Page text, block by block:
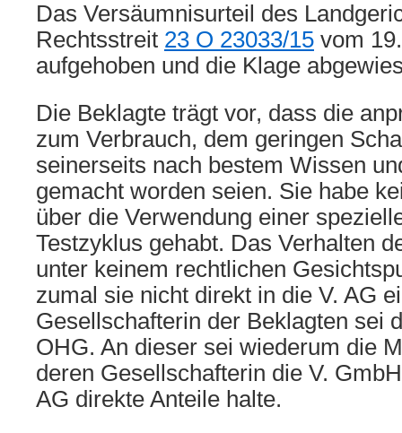
Das Versäumnisurteil des
Rechtsstreit 23 O 23033/15 vom
aufgehoben und die Klage
Die Beklagte trägt vor, dass die
zum Verbrauch, dem geringen
seinerseits nach bestem Wissen
gemacht worden seien. Sie habe
über die Verwendung einer
Testzyklus gehabt. Das Verhalten
unter keinem rechtlichen
zumal sie nicht direkt in die V. AG
Gesellschafterin der Beklagten sei
OHG. An dieser sei wiederum die
deren Gesellschafterin die V.
AG direkte Anteile halte.